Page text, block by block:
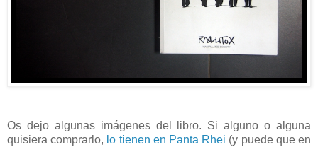
Os dejo algunas imágenes del libro. Si alguno o alguna
quisiera comprarlo, lo tienen en Panta Rhei (y puede que en